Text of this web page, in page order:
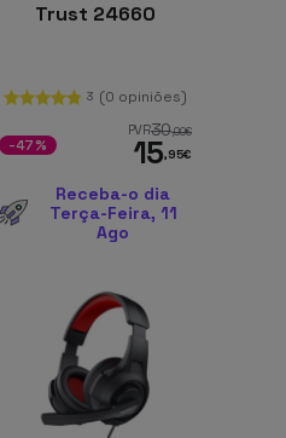
Trust 24660
3 (0 opiniões)
PVR30,00€
15,95€
-47%
Receba-o dia
Terça-Feira, 11
Ago